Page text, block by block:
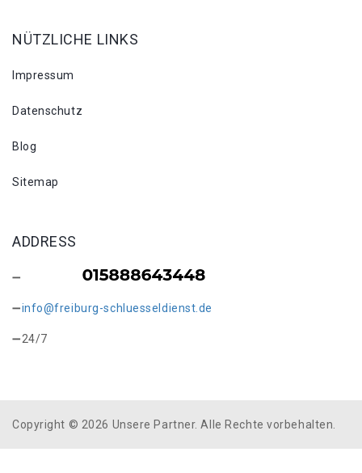
NÜTZLICHE LINKS
Impressum
Datenschutz
Blog
Sitemap
ADDRESS
info@freiburg-schluesseldienst.de
24/7
Copyright © 2026 Unsere Partner. Alle Rechte vorbehalten.